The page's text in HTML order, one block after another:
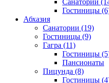
Санатории
Гостиницы
Абхазия
Санатории (19)
Гостиницы (9)
Гагра (11)
Гостиницы
Пансионаты
Пицунда (8)
Гостиницы